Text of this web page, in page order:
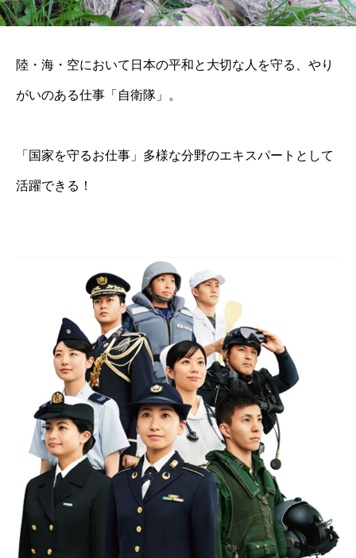
陸・海・空において日本の平和と大切な人を守る、やり
がいのある仕事「自衛隊」。
「国家を守るお仕事」多様な分野のエキスパートとして
活躍できる！